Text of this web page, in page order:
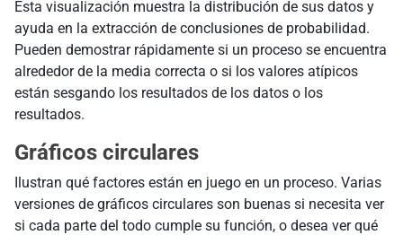
Esta visualización muestra la distribución de sus datos y
ayuda en la extracción de conclusiones de probabilidad.
Pueden demostrar rápidamente si un proceso se encuentra
alrededor de la media correcta o si los valores atípicos
están sesgando los resultados de los datos o los
resultados.
Gráficos circulares
Ilustran qué factores están en juego en un proceso. Varias
versiones de gráficos circulares son buenas si necesita ver
si cada parte del todo cumple su función, o desea ver qué